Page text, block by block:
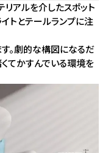
リアルを介したスポット
トとテールランプに注
。劇的な構図になるだ
てかすんでいる環境を